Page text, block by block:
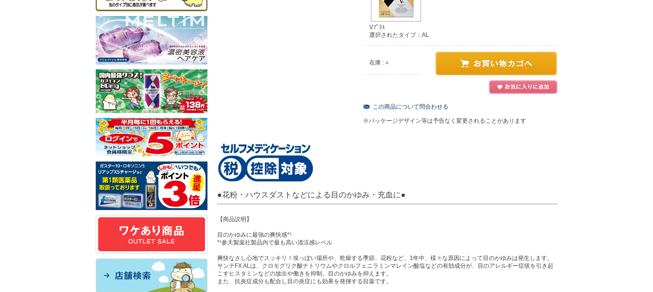
Vﾌﾟﾗｽ
選択されたタイプ：AL
在庫 : ○
この商品について問合わせる
※パッケージデザイン等は予告なく変更されることがあります
●花粉・ハウスダストなどによる目のかゆみ・充血に●
【商品説明】
目のかゆみに最強の爽快感*¹
*¹参天製薬社製品内で最も高い清涼感レベル
爽快なさし心地でスッキリ！埃っぽい場所や、乾燥する季節、花粉など、1年中、様々な原因によって目のかゆみは発生します。
サンテFX ALは、クロモグリク酸ナトリウムやクロルフェニラミンマレイン酸塩などの有効成分が、目のアレルギー症状を引き起
こすヒスタミンなどの放出や働きを抑制。目のかゆみを抑えます。
また、抗炎症成分も配合し目の炎症にも効果を発揮する目薬です。